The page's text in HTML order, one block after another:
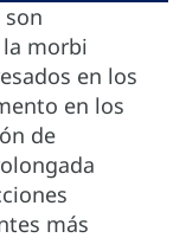
morbi
en los
en los
de
más